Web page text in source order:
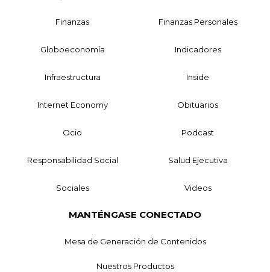
Finanzas Finanzas Personales
Globoeconomía Indicadores
Infraestructura Inside
Internet Economy Obituarios
Ocio Podcast
Responsabilidad Social Salud Ejecutiva
Sociales Videos
MANTÉNGASE CONECTADO
Mesa de Generación de Contenidos
Nuestros Productos